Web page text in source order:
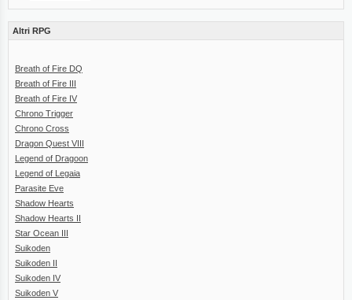
Altri RPG
Breath of Fire DQ
Breath of Fire III
Breath of Fire IV
Chrono Trigger
Chrono Cross
Dragon Quest VIII
Legend of Dragoon
Legend of Legaia
Parasite Eve
Shadow Hearts
Shadow Hearts II
Star Ocean III
Suikoden
Suikoden II
Suikoden IV
Suikoden V